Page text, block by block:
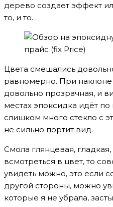
дерево создает эффект
то, и то.
Цвета смешались
равномерно. При наклоне
довольно прозрачная, и
местах эпоксидка идёт
слишком много стекло с
не сильно портит вид.
Смола глянцевая,
всмотреться в цвет, то
увидеть можно, это если
другой стороны, можно
которые я не убрала,